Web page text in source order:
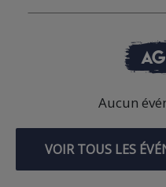
Aucun
VOIR TOUS LES